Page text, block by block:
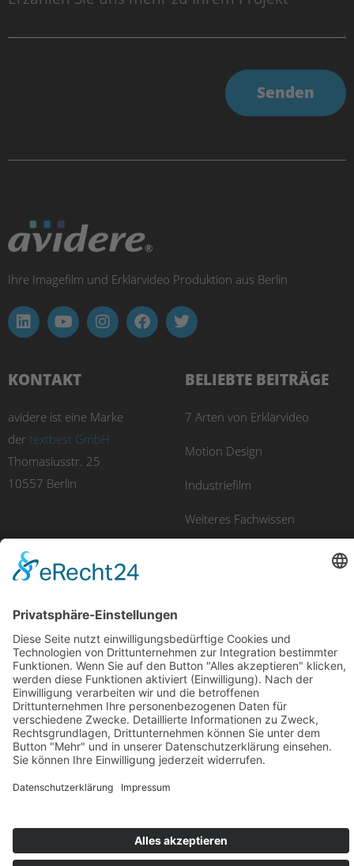
Senden
Ihre Imagefilm und Erklärvideo Produktion aus Berlin
KONTAKT
avidere ist eine Marke
der textbest GmbH
Thomasiusstr. 25
10557 Berlin
BELIEBTE BEITRÄGE
7 Arten von Erklärvideo
Motion Design
Industriefilm
Weiteres Fachwissen
UNSERE PRODUKTE
Imagefilm
Erklärvideo
Recruitingfilm
Produktfilm
Luftaufnahmen
E-Learning
Videomarketing
© 2025 avidere | Film & Kommunikation
Design & Code
kube.studio